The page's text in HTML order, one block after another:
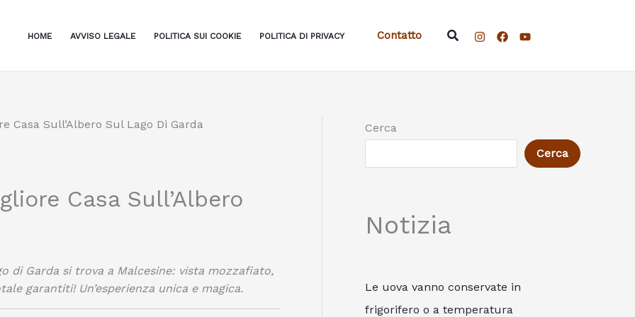
HOME AVVISO LEGALE POLITICA SUI COOKIE POLITICA DI PRIVACY Contatto Cerca
Casa Sull’Albero Sul Lago Di Garda
Casa Sull’Albero
di Garda si trova a Malcesine: vista mozzafiato,
garantiti! Un’esperienza unica e magica.
Cerca
Cerca
Notizia
Le uova vanno conservate in
frigorifero o a temperatura